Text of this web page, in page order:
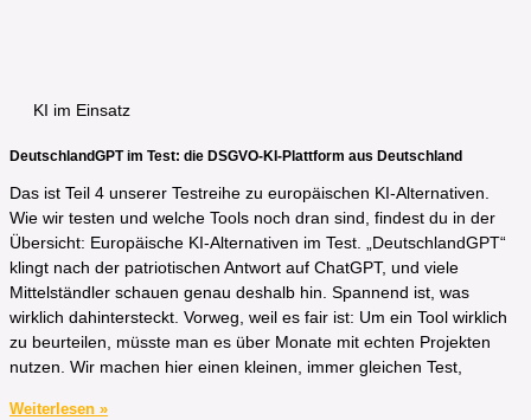
KI im Einsatz
DeutschlandGPT im Test: die DSGVO-KI-Plattform aus Deutschland
Das ist Teil 4 unserer Testreihe zu europäischen KI-Alternativen.
Wie wir testen und welche Tools noch dran sind, findest du in der
Übersicht: Europäische KI-Alternativen im Test. „DeutschlandGPT“
klingt nach der patriotischen Antwort auf ChatGPT, und viele
Mittelständler schauen genau deshalb hin. Spannend ist, was
wirklich dahintersteckt. Vorweg, weil es fair ist: Um ein Tool wirklich
zu beurteilen, müsste man es über Monate mit echten Projekten
nutzen. Wir machen hier einen kleinen, immer gleichen Test,
Weiterlesen »